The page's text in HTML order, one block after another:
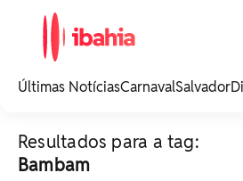
noticias e
Últimas NotíciasCarnavalSalvador
Resultados para a tag:
Bambam